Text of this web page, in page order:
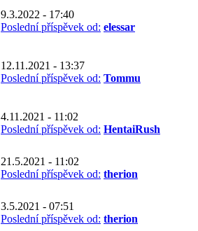
9.3.2022 - 17:40
Poslední příspěvek od: elessar
12.11.2021 - 13:37
Poslední příspěvek od: Tommu
4.11.2021 - 11:02
Poslední příspěvek od: HentaiRush
21.5.2021 - 11:02
Poslední příspěvek od: therion
3.5.2021 - 07:51
Poslední příspěvek od: therion